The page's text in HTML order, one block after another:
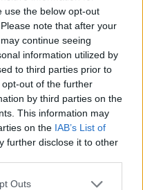
use the below opt-out
note that after your
continue seeing
information utilized by
to third parties prior to
out of the further
by third parties on the
This information may
on the IAB’s List of
further disclose it to other
Outs